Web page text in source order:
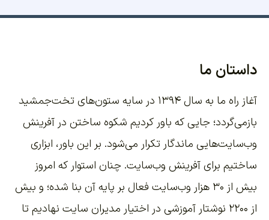
داستان ما
آغاز راه ما به سال ۱۳۹۴ در سایه ستون‌های تخت‌جمشید
بازمی‌گردد؛ جایی که باور کردیم شکوه ساختن در آفرینش
وب‌سایت‌هایی ماندگار تکرار می‌شود. بر این باور، ابزاری
ساختیم برای آفرینش وب‌سایت. چنان استوار که امروز
بیش از ۳۰ هزار وب‌سایت فعال بر پایه آن بنا شده؛ و بیش
از ۲۲۰۰
نوشتار آموزشی در اختیار مدیران سایت نهادیم تا